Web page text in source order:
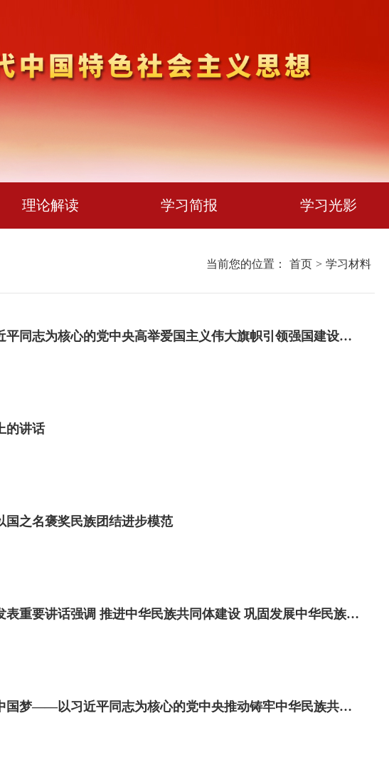
理论解读 学习简报 学习光影
当前您的位置： 首页 > 学习材料
“为祖国发展繁荣而不懈奋斗”——以习近平同志为核心的党中央高举爱国主义伟大旗帜引领强国建设、民族复兴纪实
的讲话
国之名褒奖民族团结进步模范
习近平在全国民族团结进步表彰大会上发表重要讲话强调 推进中华民族共同体建设 巩固发展中华民族大团结
各民族一起来实现中华民族伟大复兴的中国梦——以习近平同志为核心的党中央推动铸牢中华民族共同体意识纪实